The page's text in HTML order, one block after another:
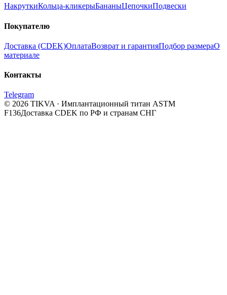
НакруткиКольца-кликерыБананыЦепочкиПодвески
Покупателю
Доставка (CDEK)ОплатаВозврат и гарантияПодбор размераО
материале
Контакты
Telegram
© 2026 TIKVA · Имплантационный титан ASTM
F136Доставка CDEK по РФ и странам СНГ